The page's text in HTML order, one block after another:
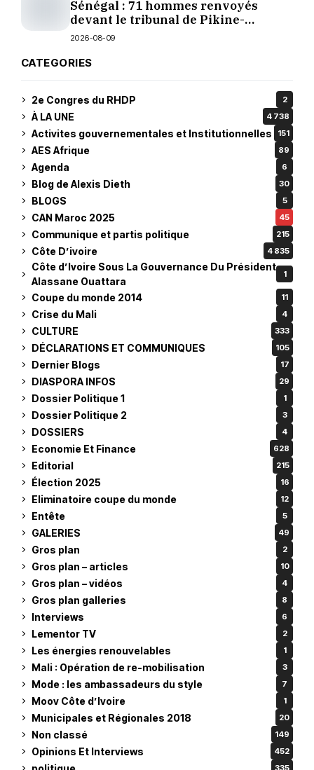
Sénégal : 71 hommes renvoyés
devant le tribunal de Pikine-
Guédiawaye
2026-08-09
CATEGORIES
2e Congres du RHDP 2
À LA UNE 4 738
Activites gouvernementales et Institutionnelles 151
AES Afrique 89
Agenda 6
Blog de Alexis Dieth 30
BLOGS 5
CAN Maroc 2025 45
Communique et partis politique 215
Côte D’ivoire 4 835
Côte d’Ivoire Sous La Gouvernance Du Président
Alassane Ouattara
1
Coupe du monde 2014 11
Crise du Mali 4
CULTURE 333
DÉCLARATIONS ET COMMUNIQUES 105
Dernier Blogs 17
DIASPORA INFOS 29
Dossier Politique 1 1
Dossier Politique 2 3
DOSSIERS 4
Economie Et Finance 628
Editorial 215
Élection 2025 16
Eliminatoire coupe du monde 12
Entête 5
GALERIES 49
Gros plan 2
Gros plan – articles 10
Gros plan – vidéos 4
Gros plan galleries 8
Interviews 6
Lementor TV 2
Les énergies renouvelables 1
Mali : Opération de re-mobilisation 3
Mode : les ambassadeurs du style 7
Moov Côte d’Ivoire 1
Municipales et Régionales 2018 20
Non classé 149
Opinions Et Interviews 452
335